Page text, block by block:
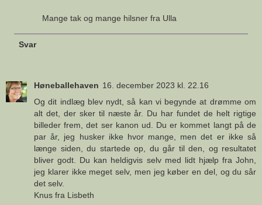
Mange tak og mange hilsner fra Ulla
Svar
Høneballehaven 16. december 2023 kl. 22.16
Og dit indlæg blev nydt, så kan vi begynde at drømme om
alt det, der sker til næste år. Du har fundet de helt rigtige
billeder frem, det ser kanon ud. Du er kommet langt på de
par år, jeg husker ikke hvor mange, men det er ikke så
længe siden, du startede op, du går til den, og resultatet
bliver godt. Du kan heldigvis selv med lidt hjælp fra John,
jeg klarer ikke meget selv, men jeg køber en del, og du sår
det selv.
Knus fra Lisbeth